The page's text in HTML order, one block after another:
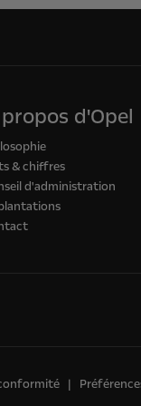
d'Opel
& chiffres
d'administration